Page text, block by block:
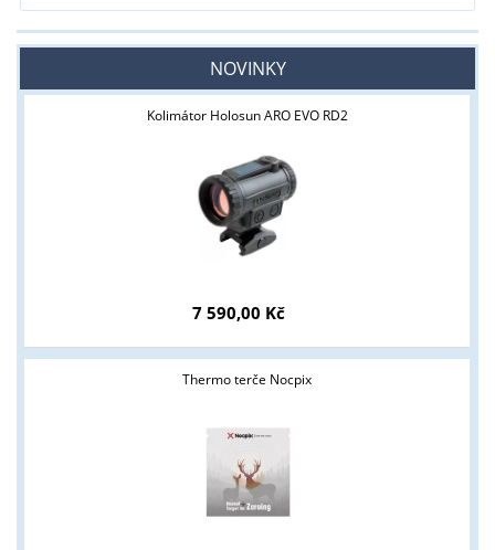
NOVINKY
Kolimátor Holosun ARO EVO RD2
7 590,00 Kč
Thermo terče Nocpix